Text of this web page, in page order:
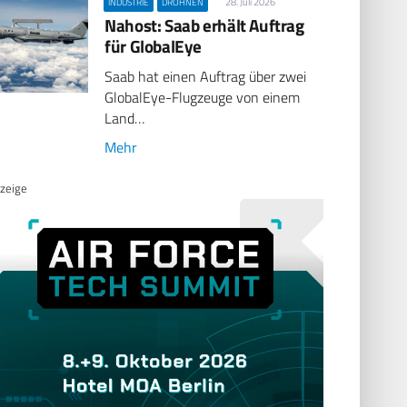
Nahost: Saab erhält Auftrag
für GlobalEye
Saab hat einen Auftrag über zwei
GlobalEye-Flugzeuge von einem
Land…
Mehr